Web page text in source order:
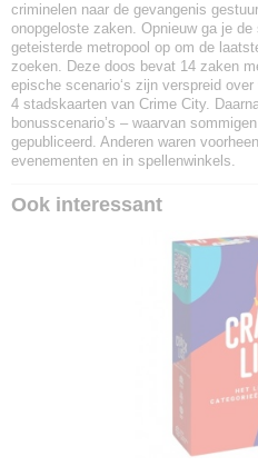
criminelen naar de gevangenis
onopgeloste zaken. Opnieuw ga je
geteisterde metropool op om de
zoeken. Deze doos bevat 14 zaken
epische scenario‘s zijn verspreid
4 stadskaarten van Crime City.
bonusscenario’s – waarvan
gepubliceerd. Anderen waren
evenementen en in spellenwinkels.
Ook interessant